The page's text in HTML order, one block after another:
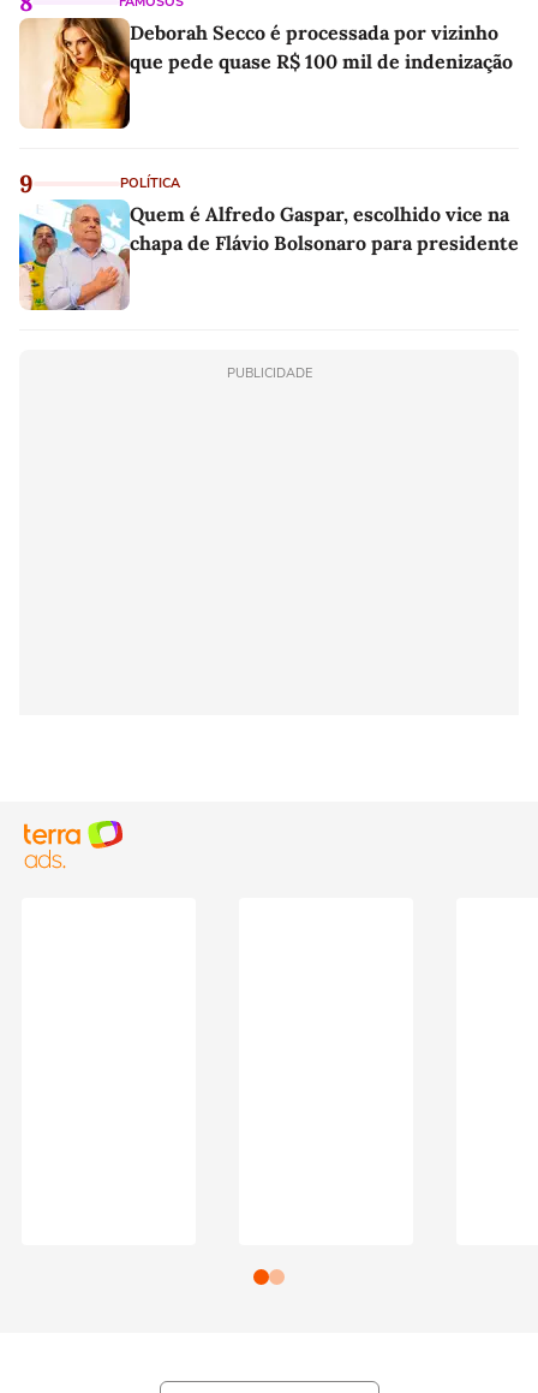
Deborah Secco é processada por vizinho
que pede quase R$ 100 mil de indenização
9 POLÍTICA
Quem é Alfredo Gaspar, escolhido vice na
chapa de Flávio Bolsonaro para presidente
PUBLICIDADE